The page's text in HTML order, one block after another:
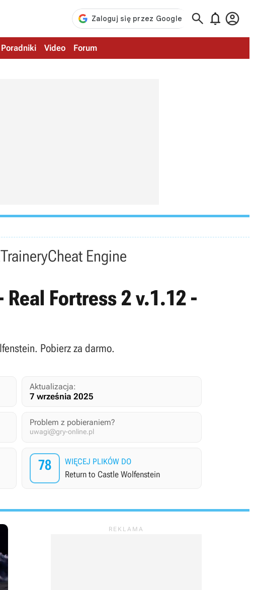
  
Poradniki Video Forum
TraineryCheat Engine
Fortress 2 v.1.12 -
Pobierz za darmo.
Aktualizacja:
7 września 2025
Problem z pobieraniem?
uwagi@gry-online.pl
78 WIĘCEJ PLIKÓW DO
Return to Castle Wolfenstein